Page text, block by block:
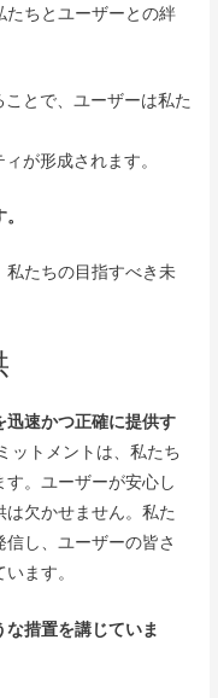
たちとユーザーとの絆
とで、ユーザーは私た
が形成されます。
私たちの目指すべき未
迅速かつ正確に提供す
ットメントは、私たち
。ユーザーが安心し
欠かせません。私た
し、ユーザーの皆さ
ます。
措置を講じていま